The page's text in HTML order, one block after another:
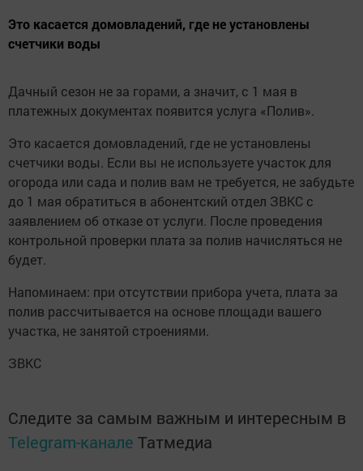
Это касается домовладений, где не установлены
счетчики воды
Дачный сезон не за горами, а значит, с 1 мая в
платежных документах появится услуга «Полив».
Это касается домовладений, где не установлены
счетчики воды. Если вы не используете участок для
огорода или сада и полив вам не требуется, не забудьте
до 1 мая обратиться в абонентский отдел ЗВКС с
заявлением об отказе от услуги. После проведения
контрольной проверки плата за полив начисляться не
будет.
Напоминаем: при отсутствии прибора учета, плата за
полив рассчитывается на основе площади вашего
участка, не занятой строениями.
ЗВКС
Следите за самым важным и интересным в
Telegram-канале Татмедиа